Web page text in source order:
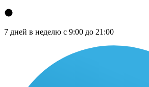
7 дней в неделю с 9:00 до 21:00